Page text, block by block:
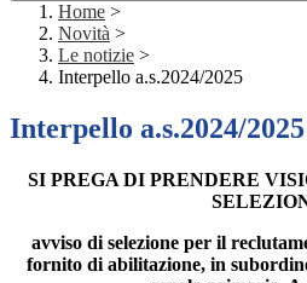
Home >
Novità >
Le notizie >
Interpello a.s.2024/2025
Interpello a.s.2024/2025
SI PREGA DI PRENDERE
avviso di selezione per il
fornito di abilitazione, in